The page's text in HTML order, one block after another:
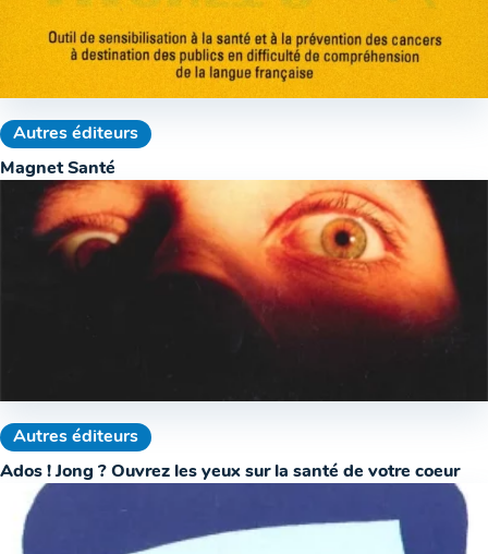
Autres éditeurs
Magnet Santé
Autres éditeurs
Ados ! Jong ? Ouvrez les yeux sur la santé de votre coeur